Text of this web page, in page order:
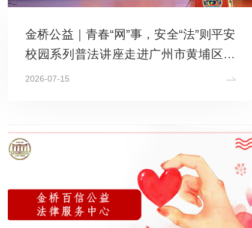
金桥公益｜青春“网”事，安全“法”则平安
校园系列普法讲座走进广州市黄埔区铁
铮学校
2026-07-15